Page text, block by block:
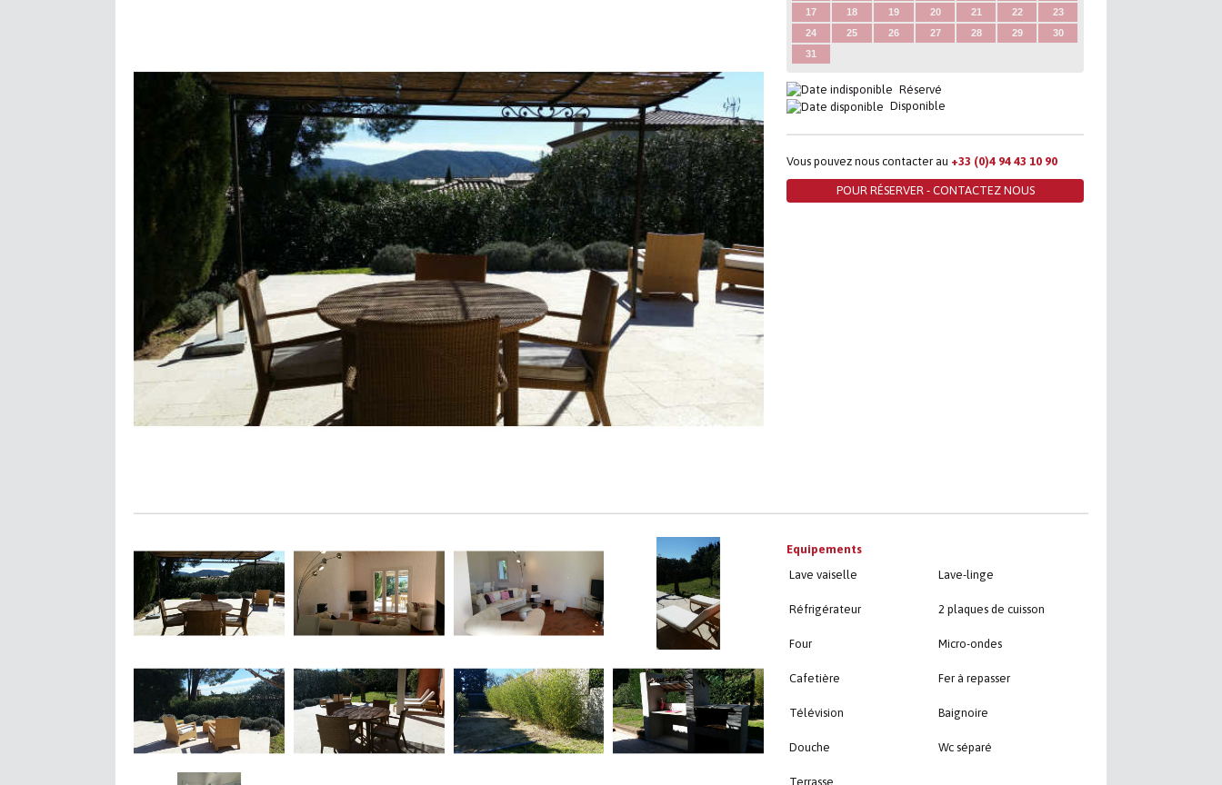
17
18 19 20 21 22
23
24
25 26 27 28 29
30
31
Réservé
Disponible
Vous pouvez nous contacter au +33 (0)4 94 43 10 90
POUR RÉSERVER - CONTACTEZ NOUS
Equipements
Lave vaiselle
Lave-linge
Réfrigérateur 2 plaques de cuisson
Four Micro-ondes
Cafetière Fer à repasser
Télévision Baignoire
Douche Wc séparé
Terrasse